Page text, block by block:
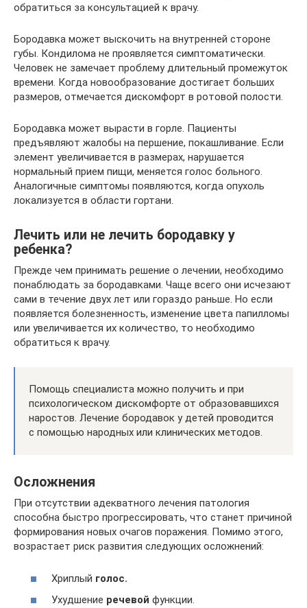
обратиться за консультацией к врачу.
Бородавка может выскочить на внутренней стороне
губы. Кондилома не проявляется симптоматически.
Человек не замечает проблему длительный промежуток
времени. Когда новообразование достигает больших
размеров, отмечается дискомфорт в ротовой полости.
Бородавка может вырасти в горле. Пациенты
предъявляют жалобы на першение, покашливание. Если
элемент увеличивается в размерах, нарушается
нормальный прием пищи, меняется голос больного.
Аналогичные симптомы появляются, когда опухоль
локализуется в области гортани.
Лечить или не лечить бородавку у
ребенка?
Прежде чем принимать решение о лечении, необходимо
понаблюдать за бородавками. Чаще всего они исчезают
сами в течение двух лет или гораздо раньше. Но если
появляется болезненность, изменение цвета папилломы
или увеличивается их количество, то необходимо
обратиться к врачу.
Помощь специалиста можно получить и при
психологическом дискомфорте от образовавшихся
наростов. Лечение бородавок у детей проводится
с помощью народных или клинических методов.
Осложнения
При отсутствии адекватного лечения патология
способна быстро прогрессировать, что станет причиной
формирования новых очагов поражения. Помимо этого,
возрастает риск развития следующих осложнений:
Хриплый голос.
Ухудшение речевой функции.